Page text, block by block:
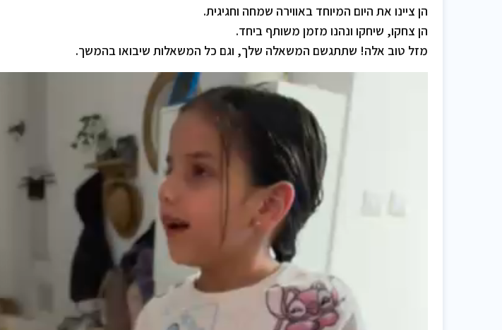
הן ציינו את היום המיוחד באווירה שמחה וחגיגית.
הן צחקו, שיחקו ונהנו מזמן משותף ביחד.
מזל טוב אלה! שתתגשם המשאלה שלך, וגם כל המשאלות שיבואו בהמשך.